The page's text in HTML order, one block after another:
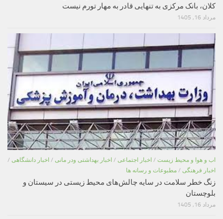
کلان، بانک مرکزی به تنهایی قادر به مهار تورم نیست
مرداد 16, 1405
اب و هوا و محیط زیست / اخبار اجتماعی / اخبار بهداشتی ودر مانی / اخبار دانشگاهی /
اخبار فرهنگی / مطبوعات و رسانه ها
زنگ خطر سلامت در سایه چالش‌های محیط زیستی در سیستان و
بلوچستان
مرداد 16, 1405